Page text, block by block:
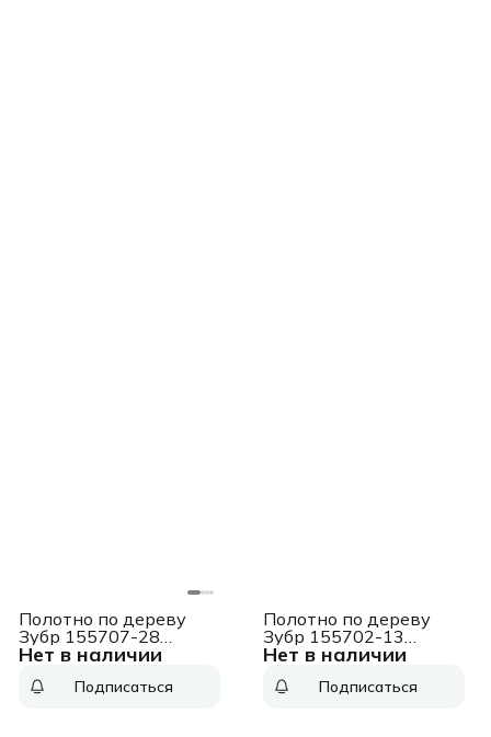
Нет в наличии
Полотно по дереву
Зубр 155707-28
1пред. (сабельные
Подписаться
Нет в наличии
Полотно по дереву
Зубр 155702-13
1пред. (сабельные
Подписаться